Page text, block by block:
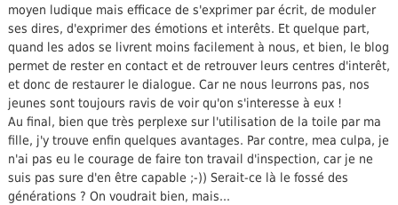
moyen ludique mais efficace de s'exprimer par écrit, de moduler
ses dires, d'exprimer des émotions et interêts. Et quelque part,
quand les ados se livrent moins facilement à nous, et bien, le blog
permet de rester en contact et de retrouver leurs centres d'interêt,
et donc de restaurer le dialogue. Car ne nous leurrons pas, nos
jeunes sont toujours ravis de voir qu'on s'interesse à eux !
Au final, bien que très perplexe sur l'utilisation de la toile par ma
fille, j'y trouve enfin quelques avantages. Par contre, mea culpa, je
n'ai pas eu le courage de faire ton travail d'inspection, car je ne
suis pas sure d'en être capable ;-)) Serait-ce là le fossé des
générations ? On voudrait bien, mais...